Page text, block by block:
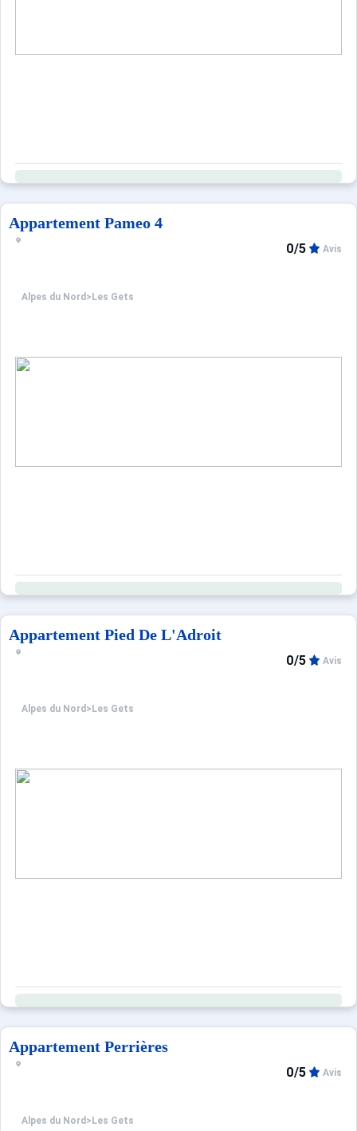
Appartement Pameo 4
Alpes du Nord > Les Gets
0/5 Avis
Appartement Pied De L'Adroit
Alpes du Nord > Les Gets
0/5 Avis
Appartement Perrières
Alpes du Nord > Les Gets
0/5 Avis